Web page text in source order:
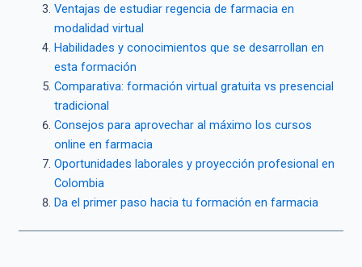
Ventajas de estudiar regencia de farmacia en
modalidad virtual
Habilidades y conocimientos que se desarrollan en
esta formación
Comparativa: formación virtual gratuita vs presencial
tradicional
Consejos para aprovechar al máximo los cursos
online en farmacia
Oportunidades laborales y proyección profesional en
Colombia
Da el primer paso hacia tu formación en farmacia